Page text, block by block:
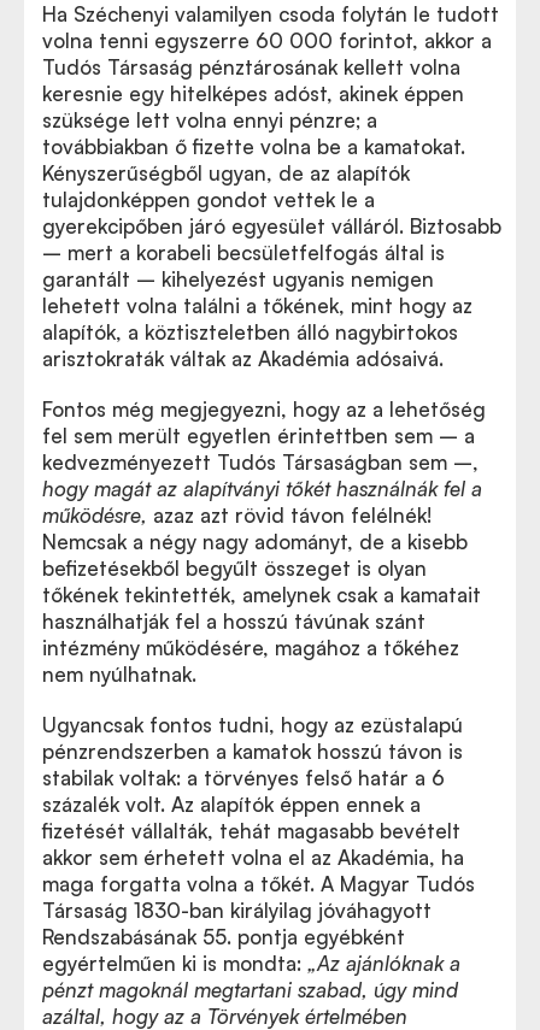
Ha Széchenyi valamilyen csoda folytán le tudott
volna tenni egyszerre 60 000 forintot, akkor a
Tudós Társaság pénztárosának kellett volna
keresnie egy hitelképes adóst, akinek éppen
szüksége lett volna ennyi pénzre; a
továbbiakban ő fizette volna be a kamatokat.
Kényszerűségből ugyan, de az alapítók
tulajdonképpen gondot vettek le a
gyerekcipőben járó egyesület válláról. Biztosabb
– mert a korabeli becsületfelfogás által is
garantált – kihelyezést ugyanis nemigen
lehetett volna találni a tőkének, mint hogy az
alapítók, a köztiszteletben álló nagybirtokos
arisztokraták váltak az Akadémia adósaivá.
Fontos még megjegyezni, hogy az a lehetőség
fel sem merült egyetlen érintettben sem – a
kedvezményezett Tudós Társaságban sem –,
hogy magát az alapítványi tőkét használnák fel a
működésre, azaz azt rövid távon felélnék!
Nemcsak a négy nagy adományt, de a kisebb
befizetésekből begyűlt összeget is olyan
tőkének tekintették, amelynek csak a kamatait
használhatják fel a hosszú távúnak szánt
intézmény működésére, magához a tőkéhez
nem nyúlhatnak.
Ugyancsak fontos tudni, hogy az ezüstalapú
pénzrendszerben a kamatok hosszú távon is
stabilak voltak: a törvényes felső határ a 6
százalék volt. Az alapítók éppen ennek a
fizetését vállalták, tehát magasabb bevételt
akkor sem érhetett volna el az Akadémia, ha
maga forgatta volna a tőkét. A Magyar Tudós
Társaság 1830-ban királyilag jóváhagyott
Rendszabásának 55. pontja egyébként
egyértelműen ki is mondta: „Az ajánlóknak a
pénzt magoknál megtartani szabad, úgy mind
azáltal, hogy az a Törvények értelmében